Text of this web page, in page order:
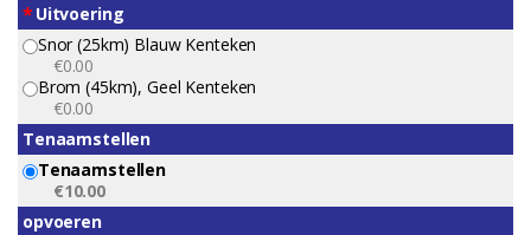
*Uitvoering
Snor (25km) Blauw Kenteken
€0.00
Brom (45km), Geel Kenteken
€0.00
Tenaamstellen
Tenaamstellen
€10.00
opvoeren